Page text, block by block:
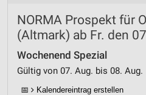
NORMA Prospekt für
(Altmark) ab Fr. den
Wochenend Spezial
Gültig von 07. Aug. bis 08. Aug.
📅 Kalendereintrag erstellen